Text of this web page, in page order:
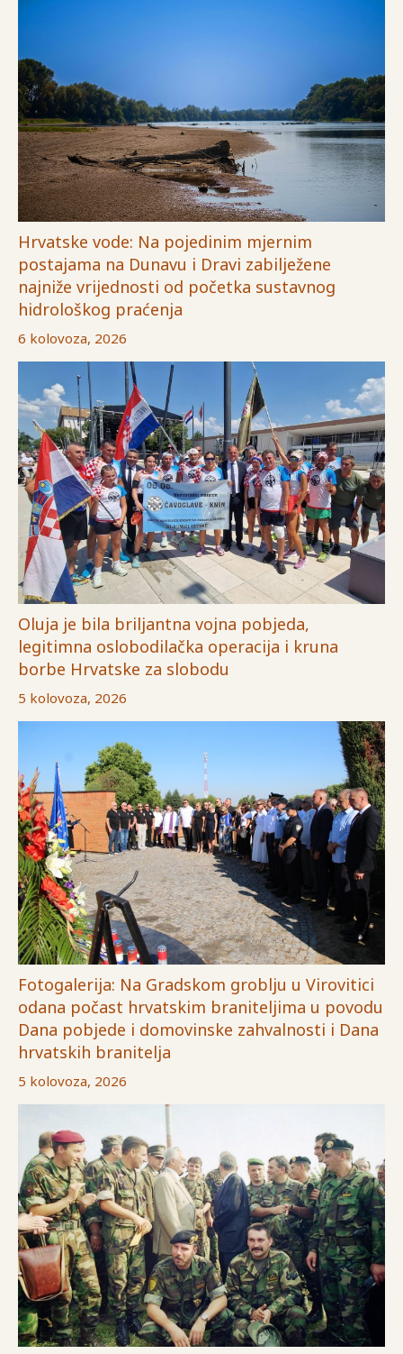
Hrvatske vode: Na pojedinim mjernim
postajama na Dunavu i Dravi zabilježene
najniže vrijednosti od početka sustavnog
hidrološkog praćenja
6 kolovoza, 2026
Oluja je bila briljantna vojna pobjeda,
legitimna oslobodilačka operacija i kruna
borbe Hrvatske za slobodu
5 kolovoza, 2026
Fotogalerija: Na Gradskom groblju u Virovitici
odana počast hrvatskim braniteljima u povodu
Dana pobjede i domovinske zahvalnosti i Dana
hrvatskih branitelja
5 kolovoza, 2026